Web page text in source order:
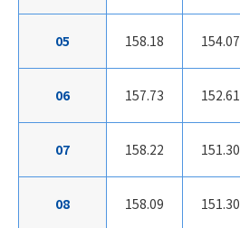
05 158.18 154.07
06 157.73 152.61
07 158.22 151.30
08 158.09 151.30